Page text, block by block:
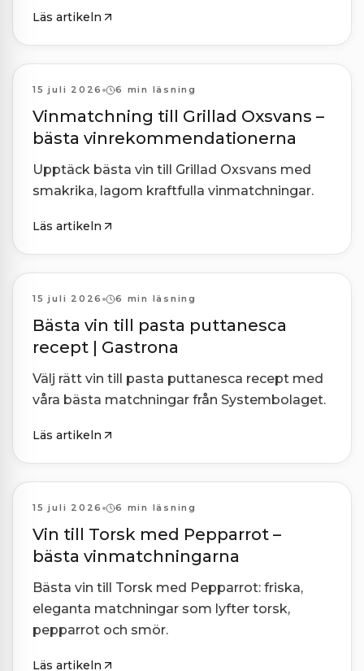
Läs artikeln
Kombinationer
15 juli 2026 6 min läsning
Vinmatchning till Grillad Oxsvans –
bästa vinrekommendationerna
Upptäck bästa vin till Grillad Oxsvans med
smakrika, lagom kraftfulla vinmatchningar.
Läs artikeln
Kombinationer
15 juli 2026 6 min läsning
Bästa vin till pasta puttanesca
recept | Gastrona
Välj rätt vin till pasta puttanesca recept med
våra bästa matchningar från Systembolaget.
Läs artikeln
Kombinationer
15 juli 2026 6 min läsning
Vin till Torsk med Pepparrot –
bästa vinmatchningarna
Bästa vin till Torsk med Pepparrot: friska,
eleganta matchningar som lyfter torsk,
pepparrot och smör.
Läs artikeln